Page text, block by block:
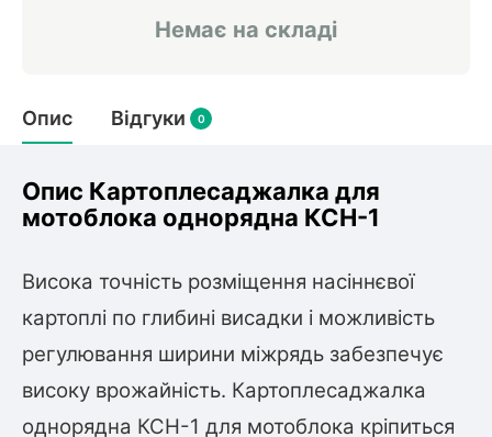
Немає на складі
Опис Відгуки 0
Опис Картоплесаджалка для
мотоблока однорядна КСН-1
Висока точність розміщення насіннєвої
картоплі по глибині висадки і можливість
регулювання ширини міжрядь забезпечує
високу врожайність. Картоплесаджалка
однорядна КСН-1 для мотоблока кріпиться